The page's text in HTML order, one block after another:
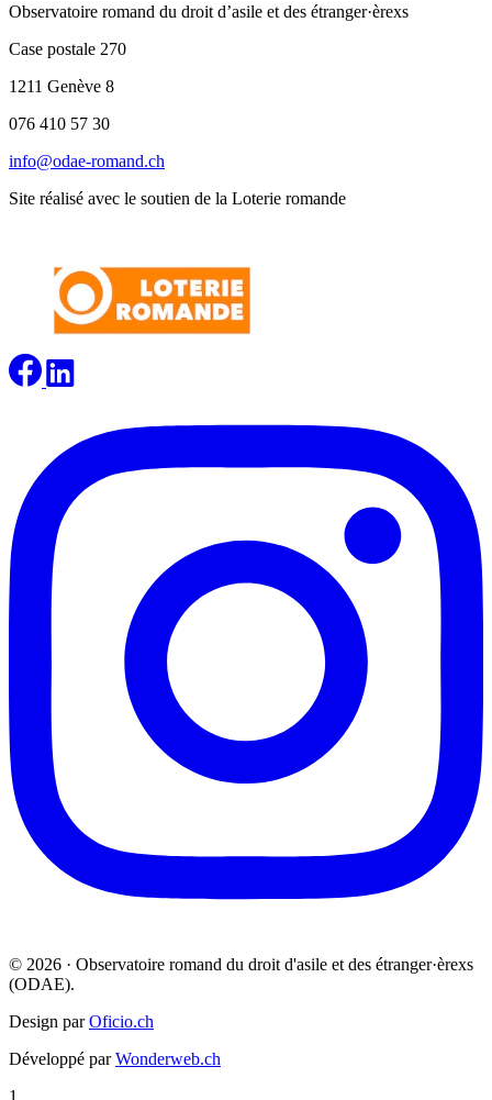
Observatoire romand du droit d’asile et des étranger·èrexs
Case postale 270
1211 Genève 8
076 410 57 30
info@odae-romand.ch
Site réalisé avec le soutien de la Loterie romande
© 2026 · Observatoire romand du droit d'asile et des étranger·èrexs
(ODAE).
Design parOficio.ch
Développé parWonderweb.ch